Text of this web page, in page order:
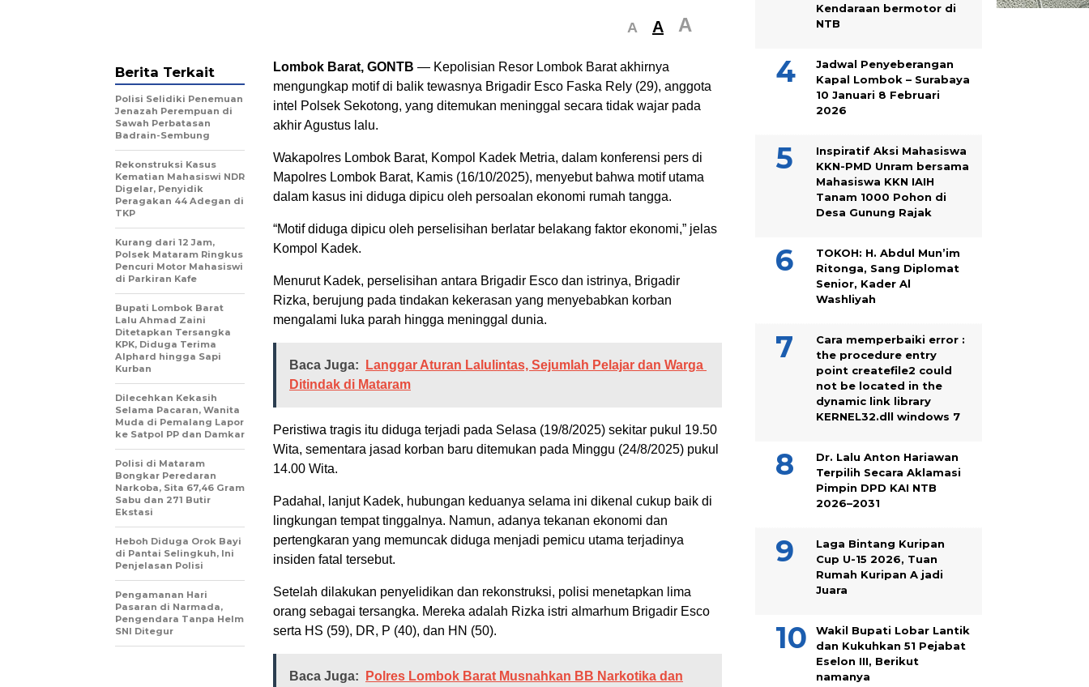
A A A
Lombok Barat, GONTB — Kepolisian Resor Lombok Barat akhirnya
mengungkap motif di balik tewasnya Brigadir Esco Faska Rely (29), anggota
intel Polsek Sekotong, yang ditemukan meninggal secara tidak wajar pada
akhir Agustus lalu.
Wakapolres Lombok Barat, Kompol Kadek Metria, dalam konferensi pers di
Mapolres Lombok Barat, Kamis (16/10/2025), menyebut bahwa motif utama
dalam kasus ini diduga dipicu oleh persoalan ekonomi rumah tangga.
“Motif diduga dipicu oleh perselisihan berlatar belakang faktor ekonomi,” jelas
Kompol Kadek.
Menurut Kadek, perselisihan antara Brigadir Esco dan istrinya, Brigadir
Rizka, berujung pada tindakan kekerasan yang menyebabkan korban
mengalami luka parah hingga meninggal dunia.
Baca Juga:
Langgar Aturan Lalulintas, Sejumlah Pelajar dan Warga
Ditindak di Mataram
Peristiwa tragis itu diduga terjadi pada Selasa (19/8/2025) sekitar pukul 19.50
Wita, sementara jasad korban baru ditemukan pada Minggu (24/8/2025) pukul
14.00 Wita.
Padahal, lanjut Kadek, hubungan keduanya selama ini dikenal cukup baik di
lingkungan tempat tinggalnya. Namun, adanya tekanan ekonomi dan
pertengkaran yang memuncak diduga menjadi pemicu utama terjadinya
insiden fatal tersebut.
Setelah dilakukan penyelidikan dan rekonstruksi, polisi menetapkan lima
orang sebagai tersangka. Mereka adalah Rizka istri almarhum Brigadir Esco
serta HS (59), DR, P (40), dan HN (50).
Baca Juga:
Polres Lombok Barat Musnahkan BB Narkotika dan
Berita Terkait
Polisi Selidiki Penemuan
Jenazah Perempuan di
Sawah Perbatasan
Badrain-Sembung
Rekonstruksi Kasus
Kematian Mahasiswi NDR
Digelar, Penyidik
Peragakan 44 Adegan di
TKP
Kurang dari 12 Jam,
Polsek Mataram Ringkus
Pencuri Motor Mahasiswi
di Parkiran Kafe
Bupati Lombok Barat
Lalu Ahmad Zaini
Ditetapkan Tersangka
KPK, Diduga Terima
Alphard hingga Sapi
Kurban
Dilecehkan Kekasih
Selama Pacaran, Wanita
Muda di Pemalang Lapor
ke Satpol PP dan Damkar
Polisi di Mataram
Bongkar Peredaran
Narkoba, Sita 67,46 Gram
Sabu dan 271 Butir
Ekstasi
Heboh Diduga Orok Bayi
di Pantai Selingkuh, Ini
Penjelasan Polisi
Pengamanan Hari
Pasaran di Narmada,
Pengendara Tanpa Helm
SNI Ditegur
Kendaraan bermotor di
NTB
Jadwal Penyeberangan
Kapal Lombok – Surabaya
10 Januari 8 Februari
2026
Inspiratif Aksi Mahasiswa
KKN-PMD Unram bersama
Mahasiswa KKN IAIH
Tanam 1000 Pohon di
Desa Gunung Rajak
TOKOH: H. Abdul Mun’im
Ritonga, Sang Diplomat
Senior, Kader Al
Washliyah
Cara memperbaiki error :
the procedure entry
point createfile2 could
not be located in the
dynamic link library
KERNEL32.dll windows 7
Dr. Lalu Anton Hariawan
Terpilih Secara Aklamasi
Pimpin DPD KAI NTB
2026–2031
Laga Bintang Kuripan
Cup U-15 2026, Tuan
Rumah Kuripan A jadi
Juara
Wakil Bupati Lobar Lantik
dan Kukuhkan 51 Pejabat
Eselon III, Berikut
namanya